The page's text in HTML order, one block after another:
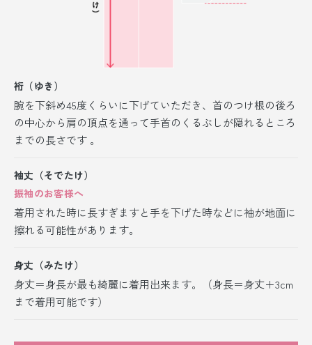
裄（ゆき）
腕を下斜め45度くらいに下げていただき、首のつけ根の後ろ
の中心から肩の頂点を通って手首のくるぶしが隠れるところ
までの長さです 。
袖丈（そでたけ）
振袖のお客様へ
着用された時に長すぎますと手を下げた時などに袖が地面に
擦れる可能性があります。
身丈（みたけ）
身丈＝身長が最も綺麗に着用出来ます。（身長＝身丈＋3cm
まで着用可能です）